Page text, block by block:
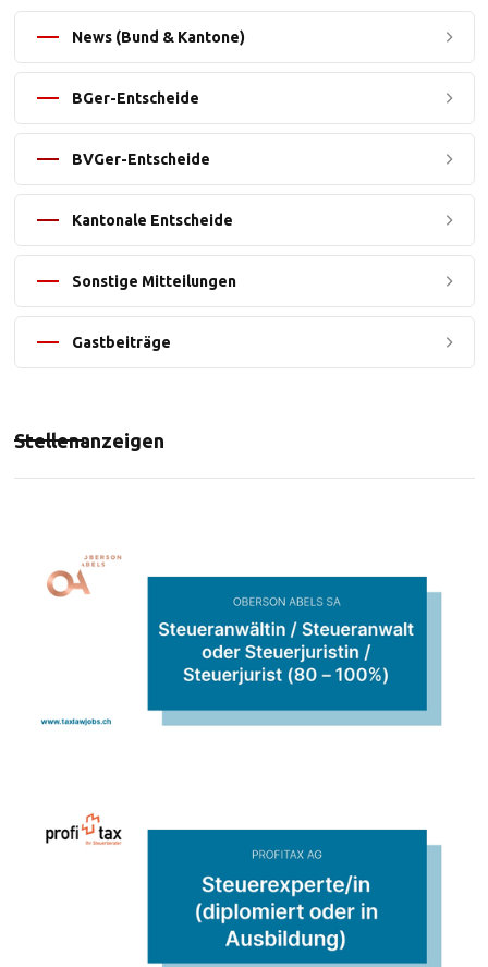
News (Bund & Kantone)
BGer-Entscheide
BVGer-Entscheide
Kantonale Entscheide
Sonstige Mitteilungen
Gastbeiträge
Stellenanzeigen